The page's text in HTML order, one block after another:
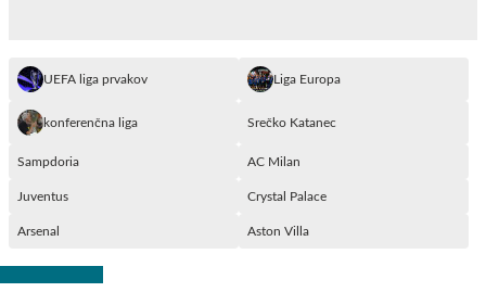
UEFA liga prvakov Liga Europa
konferenčna liga Srečko Katanec
Sampdoria AC Milan
Juventus Crystal Palace
Arsenal Aston Villa